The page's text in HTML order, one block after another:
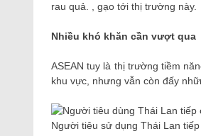
rau quả. , gạo tới thị trường này.
Nhiều khó khăn cần vượt qua
ASEAN tuy là thị trường tiềm
khu vực, nhưng vẫn còn đấy
Người tiêu sử dụng Thái Lan